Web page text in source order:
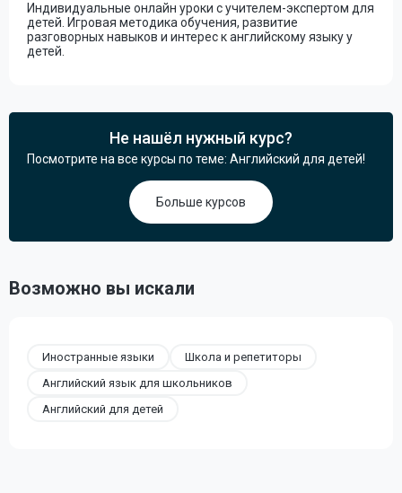
Индивидуальные онлайн уроки с учителем-экспертом для
детей. Игровая методика обучения, развитие
разговорных навыков и интерес к английскому языку у
детей.
Не нашёл нужный курс?
Посмотрите на все курсы по теме: Английский для детей!
Больше курсов
Возможно вы искали
Иностранные языки
Школа и репетиторы
Английский язык для школьников
Английский для детей